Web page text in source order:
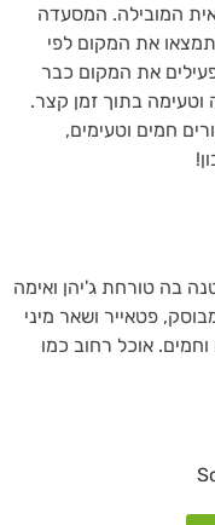
המובילה. המסעדה
את המקום לפי
את המקום כבר
וטעימה בתוך זמן קצר.
חמים וטעימים,
בה טורחת ג'יהן ואימה
פטאייר ושאר מיני
אוכל רחוב כמו